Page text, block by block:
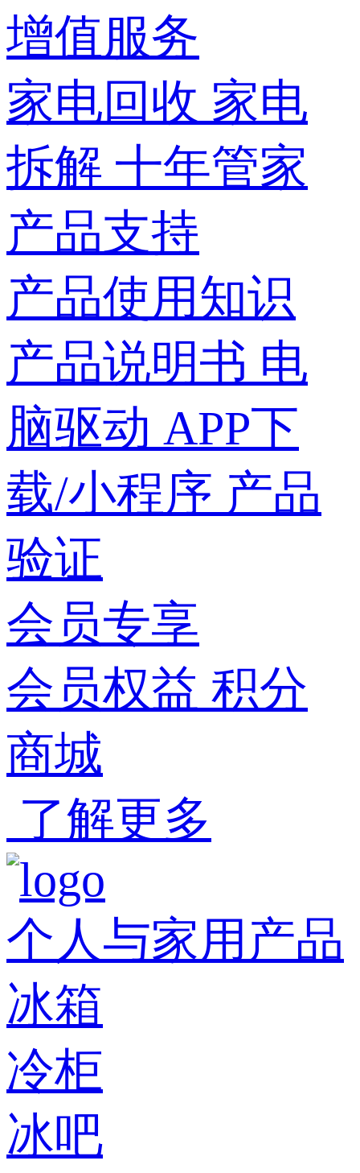
增值服务
家电回收 家电
拆解 十年管家
产品支持
产品使用知识
产品说明书 电
脑驱动 APP下
载/小程序 产品
验证
会员专享
会员权益 积分
商城
了解更多
个人与家用产品
冰箱
冷柜
冰吧